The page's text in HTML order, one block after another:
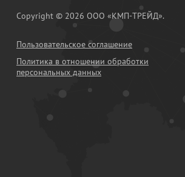
Copyright © 2026 ООО «КМП-ТРЕЙД».
Пользовательское соглашение
Политика в отношении обработки
персональных данных